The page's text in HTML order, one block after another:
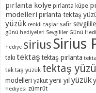
pırlanta kolye pırlanta küpe
modelleri pırlanta tektaş
yüzük renkli taşlar safir
günü hediyeleri Sevgililer Günü
hediye siriusSirius
takı tektaş tektaş pırlanta
tek taş yüzük tektaş
modelleri yakut yeni yıl yüzük
hediyesi zümrüt